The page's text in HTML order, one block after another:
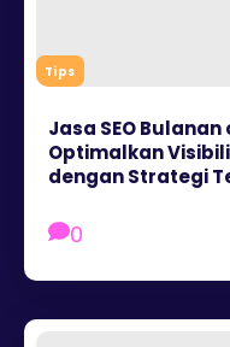
Tips
Jasa SEO
Optimalkan
dengan Strategi
0